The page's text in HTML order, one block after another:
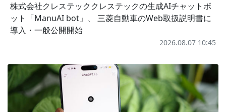
株式会社クレステッククレステックの生成AIチャットボ
ット「ManuAI bot」、 三菱自動車のWeb取扱説明書に
導入・一般公開開始
2026.08.07 10:45